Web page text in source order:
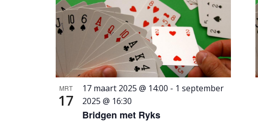
MRT
17
Bridgen met Ryks
17 maart 2025 @ 14:00 - 1 september
2025 @ 16:30